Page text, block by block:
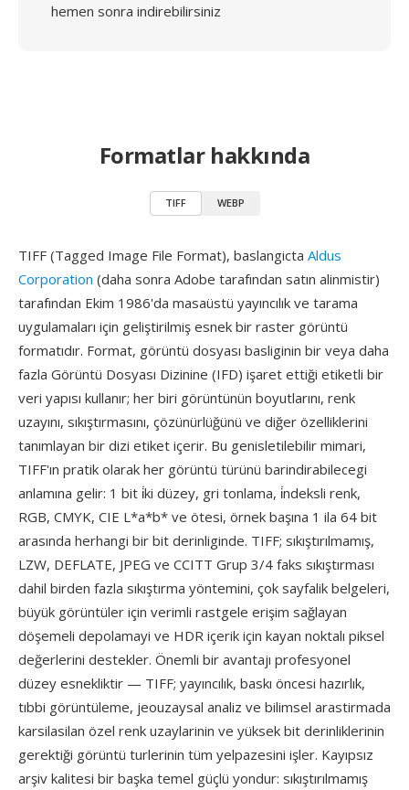
hemen sonra indirebilirsiniz
Formatlar hakkında
TIFF WEBP
TIFF (Tagged Image File Format), baslangicta Aldus
Corporation (daha sonra Adobe tarafından satın alinmistir)
tarafından Ekim 1986'da masaüstü yayıncılık ve tarama
uygulamaları için geliştirilmiş esnek bir raster görüntü
formatıdır. Format, görüntü dosyası basliginin bir veya daha
fazla Görüntü Dosyası Dizinine (IFD) işaret ettiği etiketli bir
veri yapısı kullanır; her biri görüntünün boyutlarını, renk
uzayını, sıkıştırmasını, çözünürlüğünü ve diğer özelliklerini
tanımlayan bir dizi etiket içerir. Bu genisletilebilir mimari,
TIFF'ın pratik olarak her görüntü türünü barindirabilecegi
anlamına gelir: 1 bit i̇ki düzey, gri tonlama, i̇ndeksli renk,
RGB, CMYK, CIE L*a*b* ve ötesi, örnek başına 1 ila 64 bit
arasında herhangi bir bit derinliginde. TIFF; sıkıştırılmamış,
LZW, DEFLATE, JPEG ve CCITT Grup 3/4 faks sıkıştırması
dahil birden fazla sıkıştırma yöntemini, çok sayfalik belgeleri,
büyük görüntüler için verimli rastgele erişim sağlayan
döşemeli depolamayi ve HDR içerik için kayan noktalı piksel
değerlerini destekler. Önemli bir avantajı profesyonel
düzey esnekliktir — TIFF; yayıncılık, baskı öncesi hazırlık,
tıbbi görüntüleme, jeouzaysal analiz ve bilimsel arastirmada
karsilasilan özel renk uzaylarinin ve yüksek bit derinliklerinin
gerektiği görüntü turlerinin tüm yelpazesini işler. Kayıpsız
arşiv kalitesi bir başka temel güçlü yondur: sıkıştırılmamış